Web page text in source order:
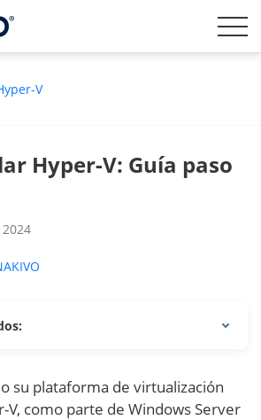
V
Hyper-V: Guía paso
su plataforma de virtualización
V, como parte de Windows Server